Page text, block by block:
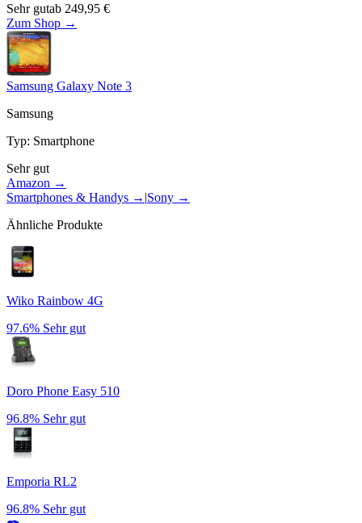
Sehr gutab 249,95 €
Zum Shop →
Samsung Galaxy Note 3
Samsung
Typ: Smartphone
Sehr gut
Amazon →
Smartphones & Handys → |Sony →
Ähnliche Produkte
Wiko Rainbow 4G
97.6% Sehr gut
Doro Phone Easy 510
96.8% Sehr gut
Emporia RL2
96.8% Sehr gut